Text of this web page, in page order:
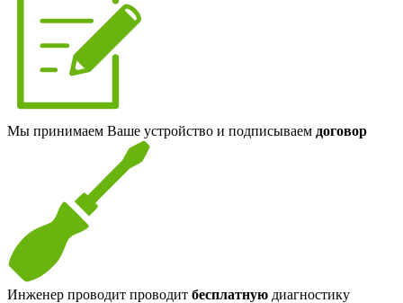
Мы принимаем Ваше устройство и подписываем договор
Инженер проводит проводит бесплатную диагностику